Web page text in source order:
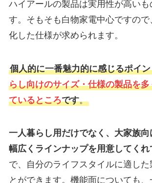
ハイアールの製品は実用性が高い
す。そもそも白物家電中心ですの
化した仕様が求められます。
個人的に一番魅力的に感じるポイ
らし向けのサイズ・仕様の製品を
ているところです。
一人暮らし用だけでなく、大家族
幅広くラインナップを用意してくれ
で、自分のライフスタイルに適した
とができます。機能面についても